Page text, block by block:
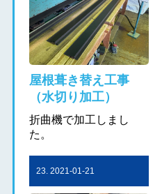
屋根葺き替え工事
（水切り加工）
折曲機で加工しまし
た。
23. 2021-01-21